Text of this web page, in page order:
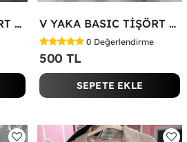
V YAKA BASIC TİŞÖRT Beyaz V YAKA BASIC TİŞÖRT Antrasit
0 Değerlendirme
500 TL
SEPETE EKLE